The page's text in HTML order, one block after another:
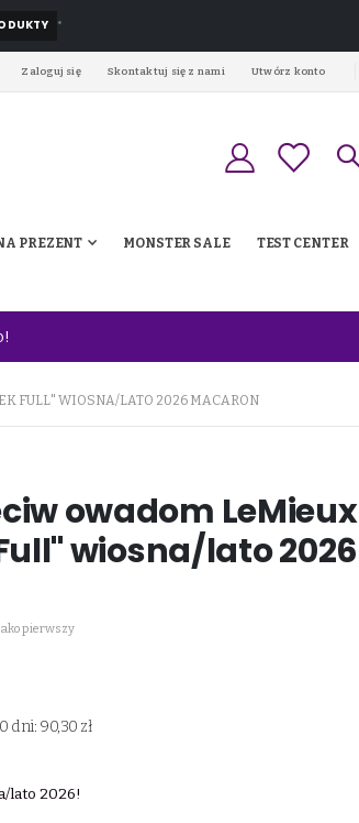
*
Zaloguj się Skontaktuj się z nami Utwórz konto
PREZENT MONSTER SALE TEST CENTER
FULL" WIOSNA/LATO 2026 MACARON
owadom LeMieux
wiosna/lato 2026
pierwszy
dni: 90,30 zł
lato 2026!